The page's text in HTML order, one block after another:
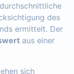
des
ermittelt. Der
aus einer
sich